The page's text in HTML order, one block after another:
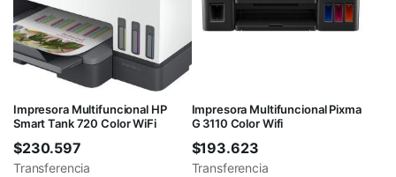
Impresora Multifuncional HP
Smart Tank 720 Color WiFi
$230.597
Transferencia
Impresora Multifuncional Pixma
G 3110 Color Wifi
$193.623
Transferencia